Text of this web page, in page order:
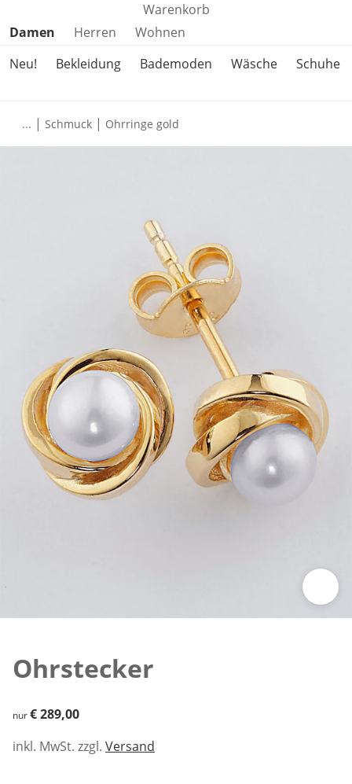
Warenkorb
Produktkategorien überspringen
Damen Herren
Wohnen
Neu!
Bekleidung Bademoden Wäsche Schuhe
... | Schmuck | Ohrringe gold
Ohrstecker
€ 289,00
nur€ 289,00
inkl. MwSt. zzgl. Versand